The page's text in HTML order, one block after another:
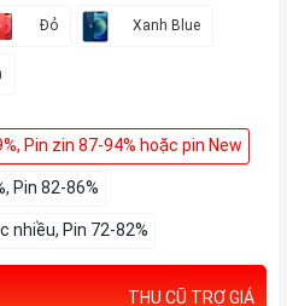
Đỏ Xanh Blue
Pin zin 87-94% hoặc pin New
Pin 82-86%
nhiều, Pin 72-82%
THU CŨ TRỢ GIÁ